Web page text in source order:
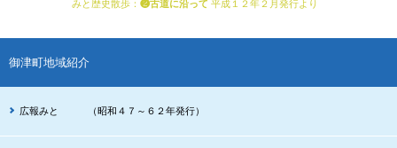
みと歴史散歩 ：❷古道に沿って 平成１２年２月発行より
御津町地域紹介
広報みと （昭和４７～６２年発行）